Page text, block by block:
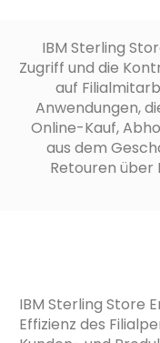
IBM Sterling
Zugriff und die
auf
Anwendungen,
Online-Kauf,
aus dem
Retouren über
IBM Sterling Store
Effizienz des